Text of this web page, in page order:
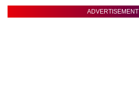
ADVERTISEMENT